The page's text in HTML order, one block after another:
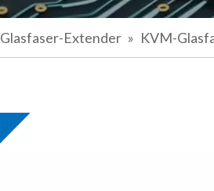
Glasfaser-Extender » KVM-